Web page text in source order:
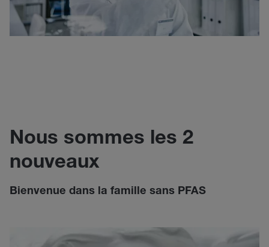
Nous sommes les 2
nouveaux
Bienvenue dans la famille sans PFAS